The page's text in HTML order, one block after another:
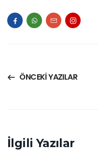
ÖNCEKI YAZILAR
İlgili Yazılar